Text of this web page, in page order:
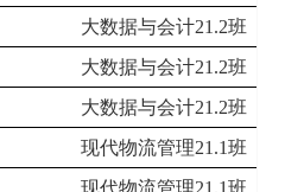
大数据与会计21.2班
大数据与会计21.2班
大数据与会计21.2班
现代物流管理21.1班
现代物流管理21.1班